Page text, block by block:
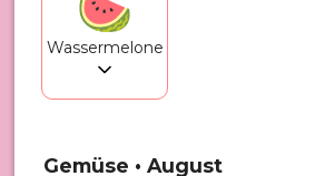
Wassermelone
Gemüse • August